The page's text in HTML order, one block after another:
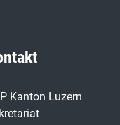
Kanton Luzern